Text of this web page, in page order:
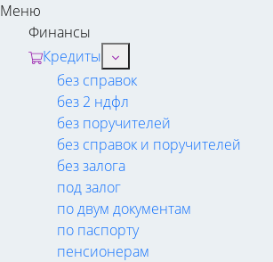
Меню
Финансы
Кредиты
без справок
без 2 ндфл
без поручителей
без справок и поручителей
без залога
под залог
по двум документам
по паспорту
пенсионерам